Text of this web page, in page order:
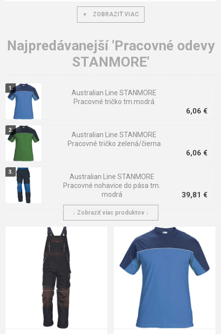
ako profesionáli, tak domáci majstri. Niektoré
činohavicemôžete podľa uváženia nosiť
STANMORE sa skladajú zo 100-percentné bavlny. Vysokú kvalitu
materiálu dopĺňajúreflexné prúžky, ktoré zaisťujú ešte vyššiu
bezpečnosť pri práci.
ZOBRAZIŤ VIAC
Najpredávanejší 'Pracovné odevy
STANMORE'
Australian Line STANMORE
Pracovné tričko tm.modrá
6,06 €
Australian Line STANMORE
Pracovné tričko zelená/čierna
6,06 €
Australian Line STANMORE
Pracovné nohavice do pása tm.
modrá
39,81 €
Australian Line STANMORE
baseballová čiapka tm. hnedá
2,80 €
Australian Line STANMORE
Pracovné tričko tm.hnedá
6,36 €
Cerva STANMORE Pracovná bunda
45,66 €
↓ Zobraziť viac produktov ↓